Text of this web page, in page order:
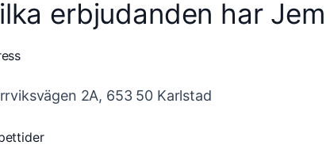
erbjudanden har
2A, 653 50 Karlstad